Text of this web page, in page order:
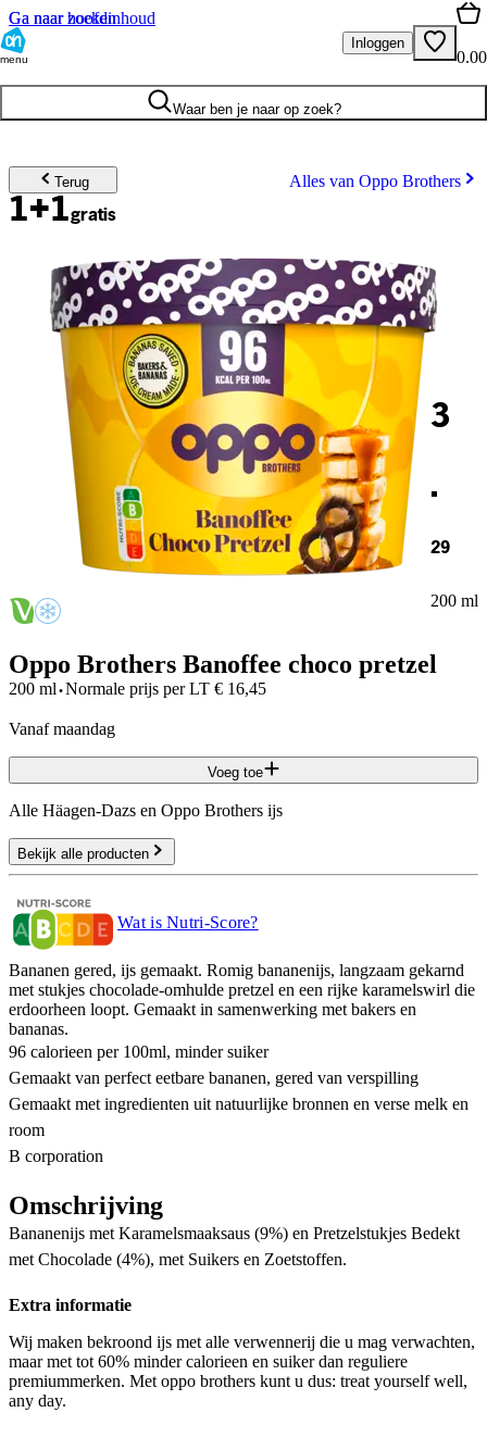
Ga naar hoofdinhoud
Ga naar zoeken
menu
Inloggen
0.00
Waar ben je naar op zoek?
Terug Alles van Oppo Brothers
1+1gratis
3
.
29
200 ml
Oppo Brothers Banoffee choco pretzel
200 ml·Normale prijs per LT € 16,45
vanaf maandag
Voeg toe
Alle Häagen-Dazs en Oppo Brothers ijs
Bekijk alle producten
Wat is Nutri-Score?
Bananen gered, ijs gemaakt. Romig bananenijs, langzaam gekarnd
met stukjes chocolade-omhulde pretzel en een rijke karamelswirl die
erdoorheen loopt. Gemaakt in samenwerking met bakers en
bananas.
96 calorieen per 100ml, minder suiker
Gemaakt van perfect eetbare bananen, gered van verspilling
Gemaakt met ingredienten uit natuurlijke bronnen en verse melk en
room
B corporation
Omschrijving
Bananenijs met Karamelsmaaksaus (9%) en Pretzelstukjes Bedekt
met Chocolade (4%), met Suikers en Zoetstoffen.
Extra informatie
Wij maken bekroond ijs met alle verwennerij die u mag verwachten,
maar met tot 60% minder calorieen en suiker dan reguliere
premiummerken. Met oppo brothers kunt u dus: treat yourself well,
any day.